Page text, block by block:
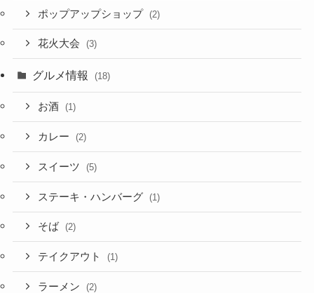
ポップアップショップ (2)
花火大会 (3)
グルメ情報 (18)
お酒 (1)
カレー (2)
スイーツ (5)
ステーキ・ハンバーグ (1)
そば (2)
テイクアウト (1)
ラーメン (2)